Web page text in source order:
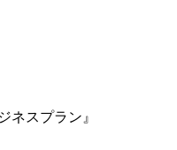
ネスプラン』